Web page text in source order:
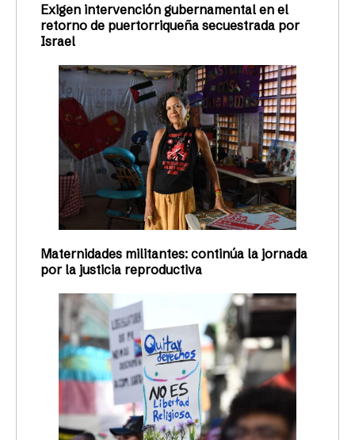
Exigen intervención gubernamental en el
retorno de puertorriqueña secuestrada por
Israel
Maternidades militantes: continúa la jornada
por la justicia reproductiva